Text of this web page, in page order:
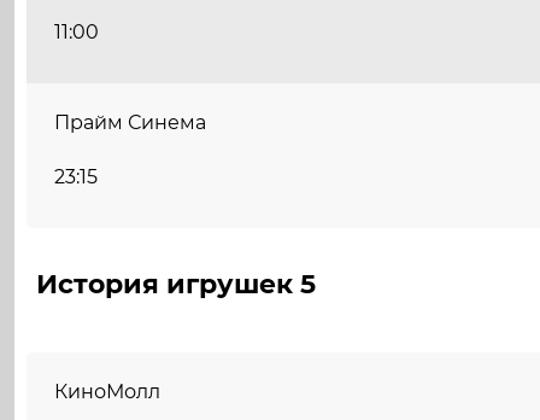
11:00
Прайм Синема
23:15
История игрушек 5
КиноМолл